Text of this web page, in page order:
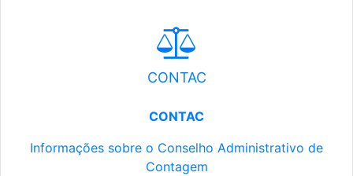
CONTAC
CONTAC
Informações sobre o Conselho Administrativo de
Contagem